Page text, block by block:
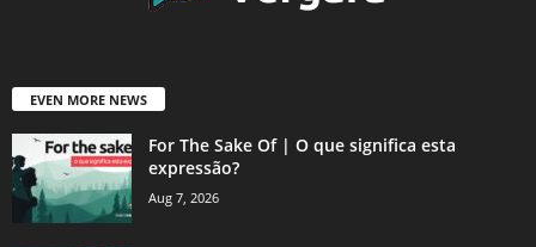
EVEN MORE NEWS
For The Sake Of | O que significa esta
expressão?
Aug 7, 2026